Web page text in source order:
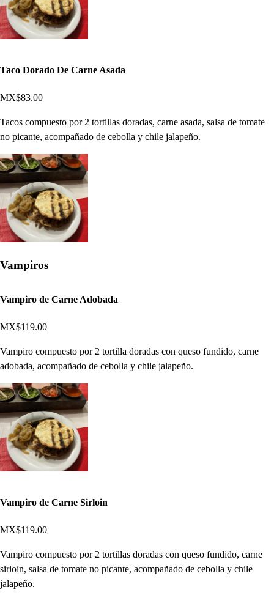
Taco Dorado De Carne Asada
MX$83.00
Tacos compuesto por 2 tortillas doradas, carne asada, salsa de tomate
no picante, acompañado de cebolla y chile jalapeño.
Vampiros
Vampiro de Carne Adobada
MX$119.00
Vampiro compuesto por 2 tortilla doradas con queso fundido, carne
adobada, acompañado de cebolla y chile jalapeño.
Vampiro de Carne Sirloin
MX$119.00
Vampiro compuesto por 2 tortillas doradas con queso fundido, carne
sirloin, salsa de tomate no picante, acompañado de cebolla y chile
jalapeño.